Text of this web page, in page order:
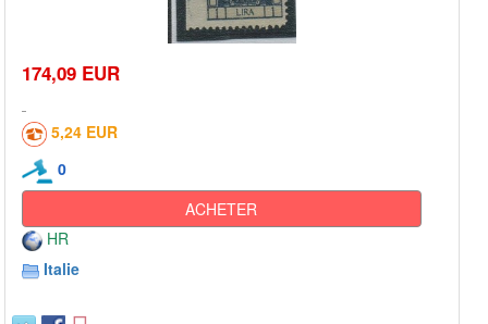
174,09 EUR
5,24 EUR
0
ACHETER
HR
Italie